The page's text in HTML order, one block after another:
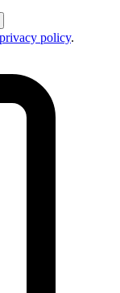
privacy policy.